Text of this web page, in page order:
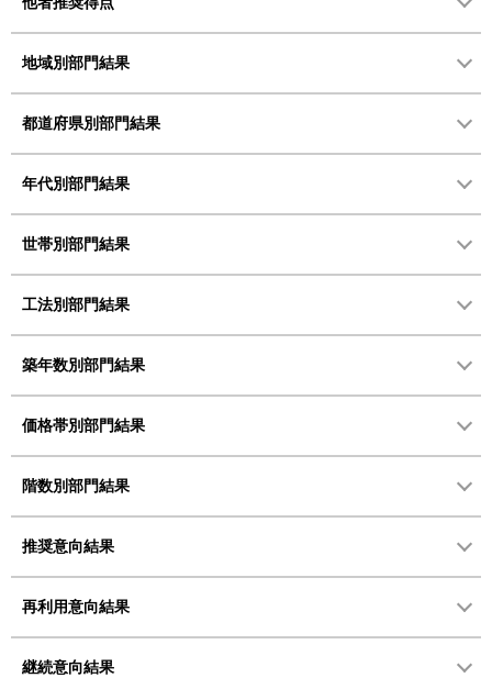
地域別部門結果
都道府県別部門結果
年代別部門結果
世帯別部門結果
工法別部門結果
築年数別部門結果
価格帯別部門結果
階数別部門結果
推奨意向結果
再利用意向結果
継続意向結果